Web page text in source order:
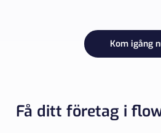
Kom igång
Få ditt företag i